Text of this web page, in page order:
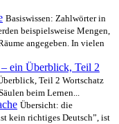
Basiswissen: Zahlwörter in
beispielsweise Mengen,
angegeben. In vielen
– ein Überblick, Teil 2
Teil 2 Wortschatz
beim Lernen...
Übersicht: die
kein richtiges Deutsch”, ist